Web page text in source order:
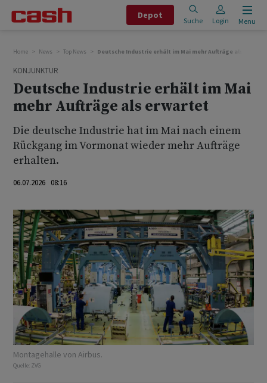
Depot
Suche Login Menu
Home News Top News Deutsche Industrie erhält im Mai mehr Aufträge als
KONJUNKTUR
Deutsche Industrie erhält im Mai
mehr Aufträge als erwartet
Die deutsche Industrie hat im Mai nach einem
Rückgang im Vormonat wieder mehr Aufträge
erhalten.
06.07.2026 08:16
Montagehalle von Airbus.
Quelle: ZVG